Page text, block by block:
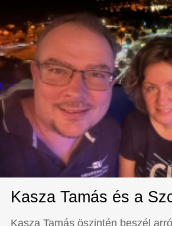
Kasza Tamás és a
Kasza Tamás öszintén beszél